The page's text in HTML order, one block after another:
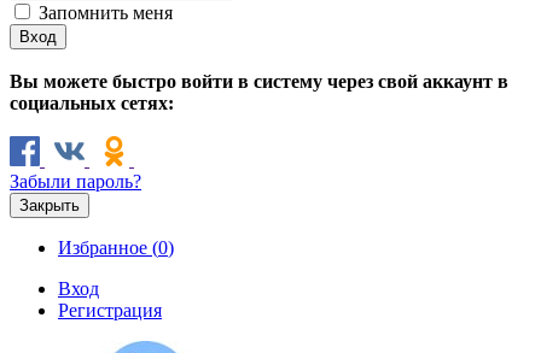
Запомнить меня
Вы можете быстро войти в систему через свой аккаунт в
социальных сетях:
Забыли пароль?
Закрыть
Избранное (0)
Вход
Регистрация